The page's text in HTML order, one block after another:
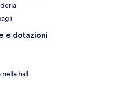
e dotazioni
hall